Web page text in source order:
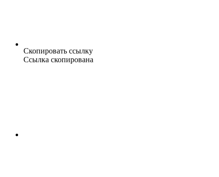
Скопировать ссылку
Ссылка скопирована